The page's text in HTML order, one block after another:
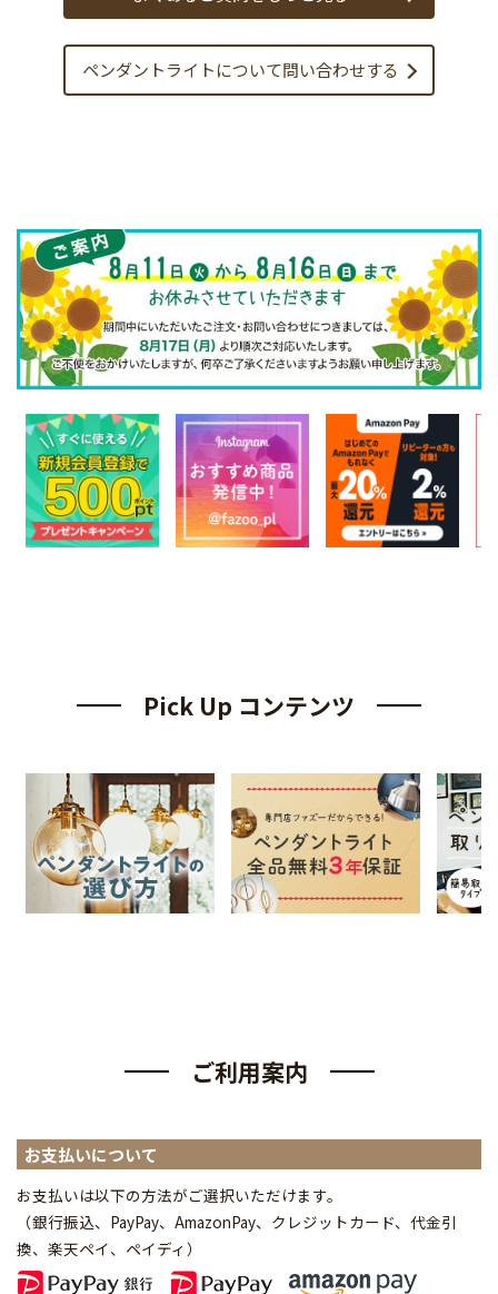
ペンダントライトについて問い合わせする
Pick Up コンテンツ
ご利用案内
お支払いについて
お支払いは以下の方法がご選択いただけます。
（銀行振込、PayPay、AmazonPay、クレジットカード、代金引
換、楽天ペイ、ペイディ ）